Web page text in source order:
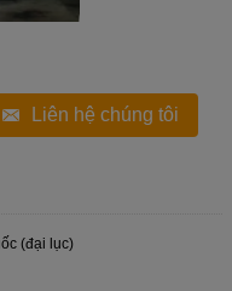
Liên hệ chúng tôi
(đại lục)